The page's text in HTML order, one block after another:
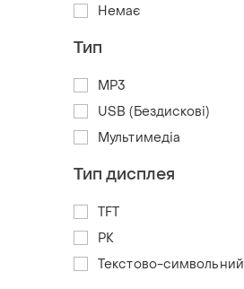
Немає
Тип
MP3
USB (Бездискові)
Мультимедіа
Тип дисплея
TFT
РК
Текстово-символьний